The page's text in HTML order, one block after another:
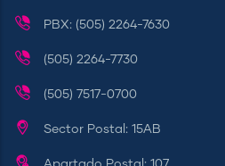
PBX: (505) 2264-7630
(505) 2264-7730
(505) 7517-0700
Sector Postal: 15AB